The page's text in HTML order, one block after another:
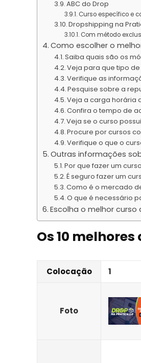
ABC do Drop
Curso específico e
Dropshipping na
Com método
Como escolher o
Saiba quais são os
Veja para que tipo
Verifique as
Pesquise sobre a
Veja a carga horária
Confira o tempo de
Veja se o curso
Procure por cursos
Verifique o que o
Outras informações
Por que fazer um
É seguro fazer um
Como é o mercado
O que é necessário
Escolha o melhor curso
Os 10
Colocação 1
Foto